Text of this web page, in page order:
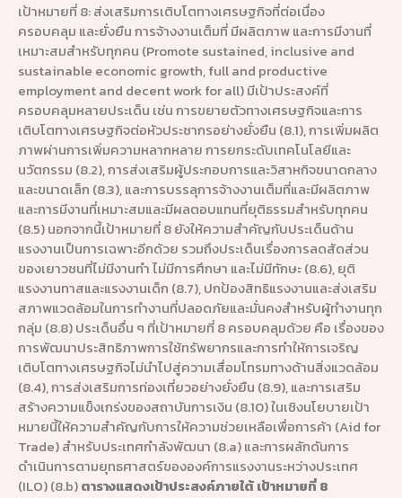
เป้าหมายที่ 8: ส่งเสริมการเติบโตทางเศรษฐกิจที่ต่อเนื่อง
ครอบคลุม และยั่งยืน การจ้างงานเต็มที่ มีผลิตภาพ และการมีงานที่
เหมาะสมสำหรับทุกคน (Promote sustained, inclusive and
sustainable economic growth, full and productive
employment and decent work for all) มีเป้าประสงค์ที่
ครอบคลุมหลายประเด็น เช่น การขยายตัวทางเศรษฐกิจและการ
เติบโตทางเศรษฐกิจต่อหัวประชากรอย่างยั่งยืน (8.1), การเพิ่มผลิต
ภาพผ่านการเพิ่มความหลากหลาย การยกระดับเทคโนโลยีและ
นวัตกรรม (8.2), การส่งเสริมผู้ประกอบการและวิสาหกิจขนาดกลาง
และขนาดเล็ก (8.3), และการบรรลุการจ้างงานเต็มที่และมีผลิตภาพ
และการมีงานที่เหมาะสมและมีผลตอบแทนที่ยุติธรรมสำหรับทุกคน
(8.5) นอกจากนี้เป้าหมายที่ 8 ยังให้ความสำคัญกับประเด็นด้าน
แรงงานเป็นการเฉพาะอีกด้วย รวมถึงประเด็นเรื่องการลดสัดส่วน
ของเยาวชนที่ไม่มีงานทำ ไม่มีการศึกษา และไม่มีทักษะ (8.6), ยุติ
แรงงานทาสและแรงงานเด็ก (8.7), ปกป้องสิทธิแรงงานและส่งเสริม
สภาพแวดล้อมในการทำงานที่ปลอดภัยและมั่นคงสำหรับผู้ทำงานทุก
กลุ่ม (8.8) ประเด็นอื่น ๆ ที่เป้าหมายที่ 8 ครอบคลุมด้วย คือ เรื่องของ
การพัฒนาประสิทธิภาพการใช้ทรัพยากรและการทำให้การเจริญ
เติบโตทางเศรษฐกิจไม่นำไปสู่ความเสื่อมโทรมทางด้านสิ่งแวดล้อม
(8.4), การส่งเสริมการท่องเที่ยวอย่างยั่งยืน (8.9), และการเสริม
สร้างความแข็งเกร่งของสถาบันการเงิน (8.10) ในเชิงนโยบายเป้า
หมายนี้ให้ความสำคัญกับการให้ความช่วยเหลือเพื่อการค้า (Aid for
Trade) สำหรับประเทศกำลังพัฒนา (8.a) และการผลักดันการ
ดำเนินการตามยุทธศาสตร์ขององค์การแรงงานระหว่างประเทศ
(ILO) (8.b)ตารางแสดงเป้าประสงค์ภายใต้ เป้าหมายที่ 8